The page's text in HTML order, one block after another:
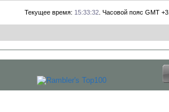
Текущее время: 15:33:32. Часовой пояс GMT +3.